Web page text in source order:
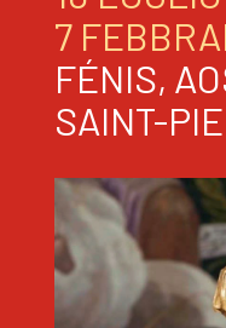
7
FÉNIS,
SAINT-